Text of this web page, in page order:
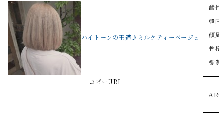
ハイトーンの王道♪ミルクティーベージュ
コピーURL
酸
韓
顔
骨
髪